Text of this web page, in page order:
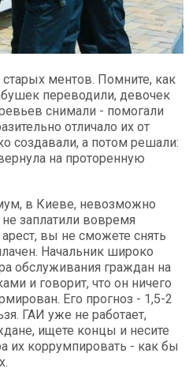
ментов. Помните, как
переводили, девочек
снимали - помогали
отличало их от
создавали, а потом решали:
на проторенную
в Киеве, невозможно
заплатили вовремя
вы не сможете снять
Начальник широко
обслуживания граждан на
и говорит, что он ничего
Его прогноз - 1,5-2
ГАИ уже не работает,
ищете концы и несите
их коррумпировать - как бы